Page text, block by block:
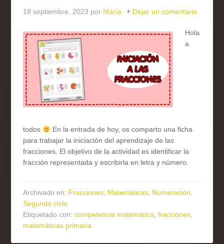
18 septiembre, 2023 por María Dejar un comentario
Hola
a
todos
En la entrada de hoy, os comparto una ficha
para trabajar la iniciación del aprendizaje de las
fracciones. El objetivo de la actividad es identificar la
fracción representada y escribirla en letra y número.
Archivado en: Fracciones, Matemáticas, Numeración,
Segundo ciclo
Etiquetado con:competencia matemática,fracciones,
matemáticas primaria